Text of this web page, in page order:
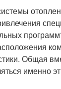
Общая
именно